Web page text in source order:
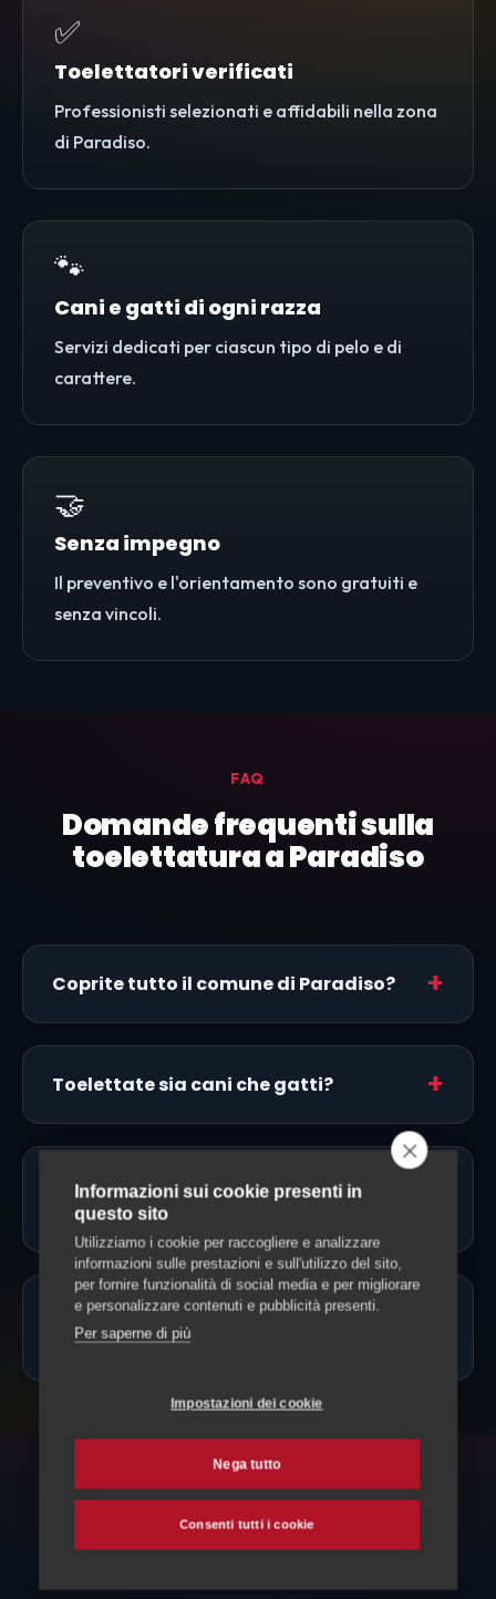
✅
Toelettatori verificati
Professionisti selezionati e affidabili nella zona
di Paradiso.
🐾
Cani e gatti di ogni razza
Servizi dedicati per ciascun tipo di pelo e di
carattere.
🤝
Senza impegno
Il preventivo e l'orientamento sono gratuiti e
senza vincoli.
FAQ
Domande frequenti sulla
toelettatura a Paradiso
Coprite tutto il comune di Paradiso?
Toelettate sia cani che gatti?
Fate toelettatura a domicilio a
Paradiso?
Quanto costa la toelettatura a
Paradiso?
ESPLORA ANCHE
Toelettatura e altri servizi
Informazioni sui cookie presenti in
questo sito
Utilizziamo i cookie per raccogliere e analizzare
informazioni sulle prestazioni e sull'utilizzo del sito,
per fornire funzionalità di social media e per migliorare
e personalizzare contenuti e pubblicità presenti.
Per saperne di più
Impostazioni dei cookie
Nega tutto
Consenti tutti i cookie